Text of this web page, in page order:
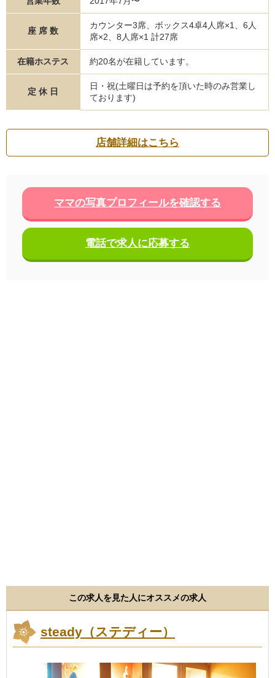
座 席 数
カウンター3席、ボックス4卓4人席×1、6人
席×2、8人席×1 計27席
在籍ホステス 約20名が在籍しています。
定 休 日
日・祝(土曜日は予約を頂いた時のみ営業し
ております)
店舗詳細はこちら
ママの写真プロフィールを確認する
電話で求人に応募する
この求人を見た人にオススメの求人
steady（ステディー）